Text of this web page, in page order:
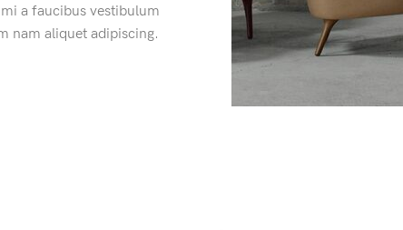
mi a faucibus vestibulum
nam aliquet adipiscing.